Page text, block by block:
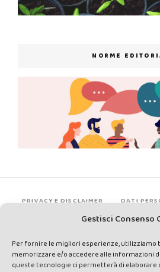
Gestisci Consenso
Per fornire le migliori esperienze, utilizziamo
memorizzare e/o accedere alle informazioni
queste tecnologie ci permetterà di
NORME
PRIVACY E DISCLAIMER DATI